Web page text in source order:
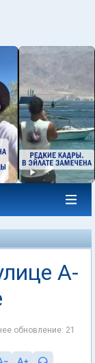
А-
обновление: 21